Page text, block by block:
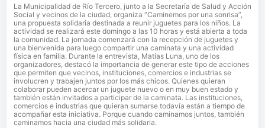
La Municipalidad de Río Tercero, junto a la Secretaría de Salud y Acción
Social y vecinos de la ciudad, organiza “Caminemos por una sonrisa”,
una propuesta solidaria destinada a reunir juguetes para los niños. La
actividad se realizará este domingo a las 10 horas y está abierta a toda
la comunidad. La jornada comenzará con la recepción de juguetes y
una bienvenida para luego compartir una caminata y una actividad
física en familia. Durante la entrevista, Matías Luna, uno de los
organizadores, destacó la importancia de generar este tipo de acciones
que permiten que vecinos, instituciones, comercios e industrias se
involucren y trabajen juntos por los más chicos. Quienes quieran
colaborar pueden acercar un juguete nuevo o en muy buen estado y
también están invitados a participar de la caminata. Las instituciones,
comercios e industrias que quieran sumarse todavía están a tiempo de
acompañar esta iniciativa. Porque cuando caminamos juntos, también
caminamos hacia una ciudad más solidaria.